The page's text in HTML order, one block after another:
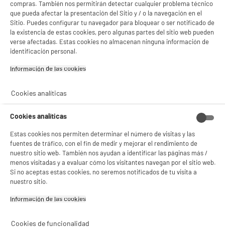
Rechazar todas
BIENVENIDO a ELECTRO
DEPOT
y sus socios utilizan cookies que procesan tus datos personales para:
- facilitar el intercambio de contenido en las redes sociales
compras. También nos permitirán detectar cualquier problema técnico
que pueda afectar la presentación del Sitio y / o la navegación en el
Sitio. Puedes configurar tu navegador para bloquear o ser notificado de
la existencia de estas cookies, pero algunas partes del sitio web pueden
verse afectadas. Estas cookies no almacenan ninguna información de
identificación personal.
Información de las cookies‎
Cookies analíticas
Cookies analíticas
Estas cookies nos permiten determinar el número de visitas y las
fuentes de tráfico, con el fin de medir y mejorar el rendimiento de
nuestro sitio web. También nos ayudan a identificar las páginas más /
menos visitadas y a evaluar cómo los visitantes navegan por el sitio web.
Si no aceptas estas cookies, no seremos notificados de tu visita a
nuestro sitio.
Información de las cookies‎
Cookies de funcionalidad